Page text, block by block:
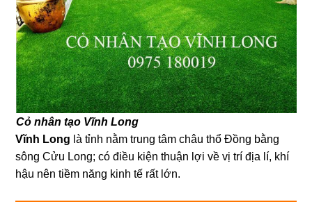
Cỏ nhân tạo Vĩnh Long
Vĩnh Long là tỉnh nằm trung tâm châu thổ Đồng bằng
sông Cửu Long; có điều kiện thuận lợi về vị trí địa lí, khí
hậu nên tiềm năng kinh tế rất lớn.